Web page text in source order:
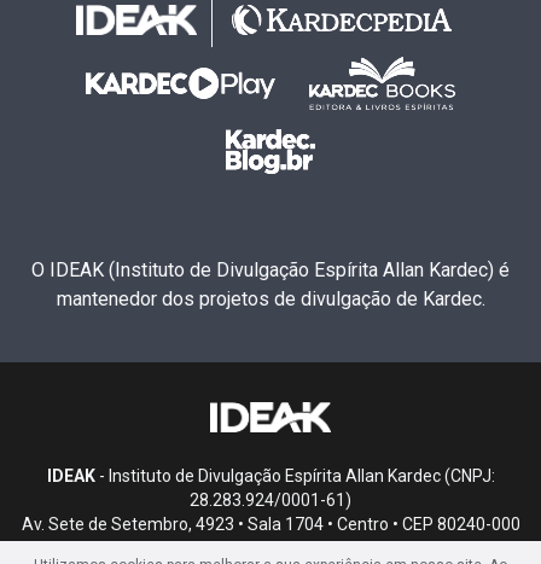
O IDEAK (Instituto de Divulgação Espírita Allan Kardec) é
mantenedor dos projetos de divulgação de Kardec.
IDEAK- Instituto de Divulgação Espírita Allan Kardec (CNPJ:
28.283.924/0001-61)
Av. Sete de Setembro, 4923 • Sala 1704 • Centro • CEP 80240-000